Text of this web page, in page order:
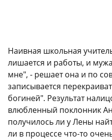
Наивная школьная
лишается и работы, и
мне", - решает она и по
записывается
богиней". Результат
влюбленный поклонник
получилось ли у Лены
ли в процессе что-то